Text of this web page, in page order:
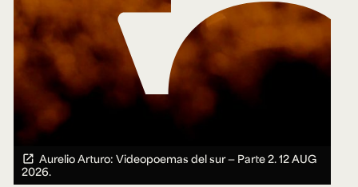
Aurelio Arturo: Videopoemas del sur — Parte 2.12 AUG
2026.